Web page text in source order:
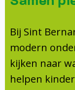
Onderwijs
Centrum
Het Team
Ouders
Formulieren
Contact
Bij Sint
modern
kijken naar
helpen